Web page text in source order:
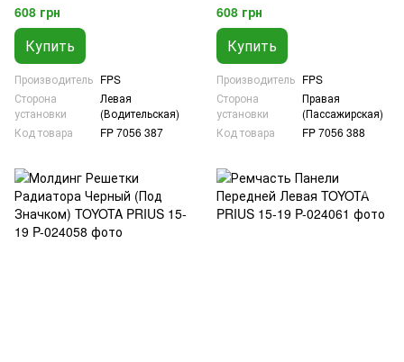
608 грн
Купить
Производитель FPS
Сторона
установки
Левая
(Водительская)
Код товара
FP 7056 387
608 грн
Купить
Производитель FPS
Сторона
установки
Правая
(Пассажирская)
Код товара
FP 7056 388